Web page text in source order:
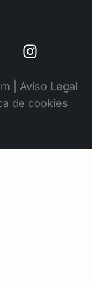
| Aviso Legal
de cookies